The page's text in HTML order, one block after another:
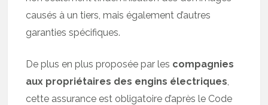
causés à un tiers, mais également d’autres
garanties spécifiques.
De plus en plus proposée par les compagnies
aux propriétaires des engins électriques,
cette assurance est obligatoire d’après le Code